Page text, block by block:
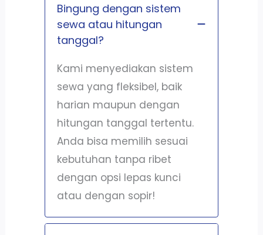
Bingung dengan sistem
sewa atau hitungan
tanggal?
Kami menyediakan sistem
sewa yang fleksibel, baik
harian maupun dengan
hitungan tanggal tertentu.
Anda bisa memilih sesuai
kebutuhan tanpa ribet
dengan opsi lepas kunci
atau dengan sopir!